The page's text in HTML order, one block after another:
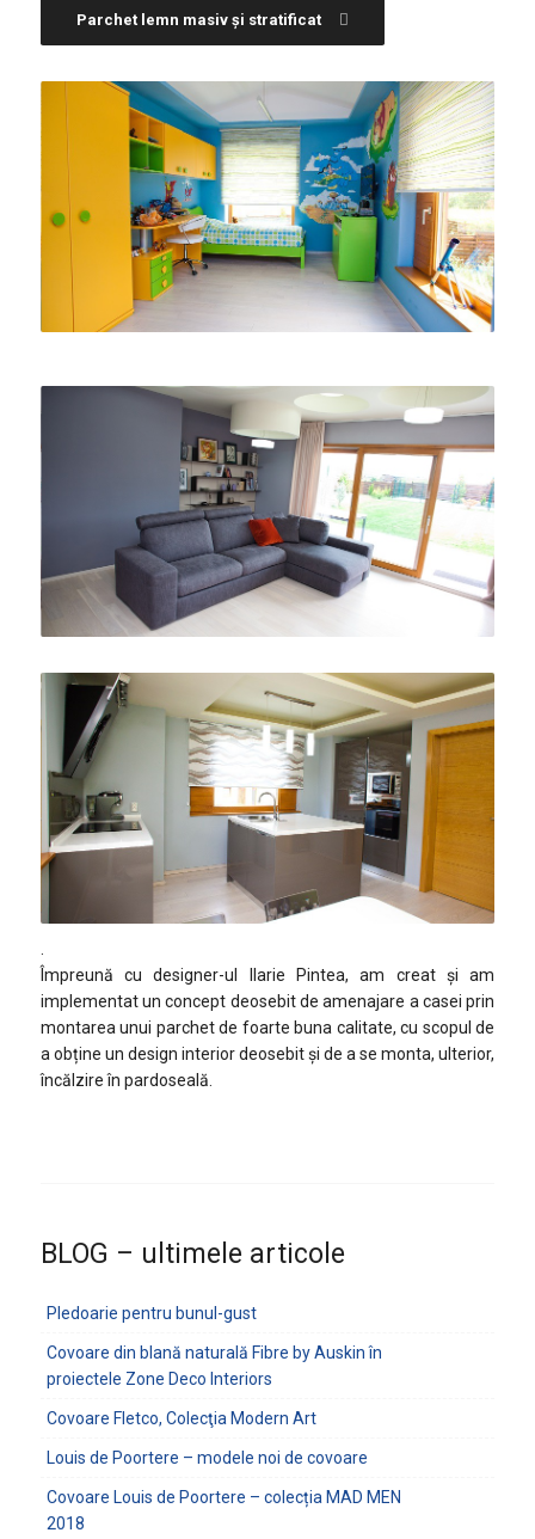
Parchet lemn masiv și stratificat
Împreună cu designer-ul Ilarie Pintea, am creat și am
implementat un concept deosebit de amenajare a casei prin
montarea unui parchet de foarte buna calitate, cu scopul de
a obține un design interior deosebit și de a se monta, ulterior,
încălzire în pardoseală.
BLOG – ultimele articole
Pledoarie pentru bunul-gust
Covoare din blană naturală Fibre by Auskin în
proiectele Zone Deco Interiors
Covoare Fletco, Colecţia Modern Art
Louis de Poortere – modele noi de covoare
Covoare Louis de Poortere – colecția MAD MEN
2018